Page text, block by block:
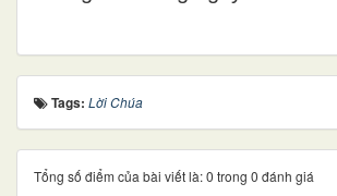
Tags: Lời Chúa
Tổng số điểm của bài viết là: 0 trong 0 đánh giá